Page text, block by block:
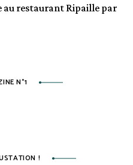
au restaurant Ripaille par
N°1
!